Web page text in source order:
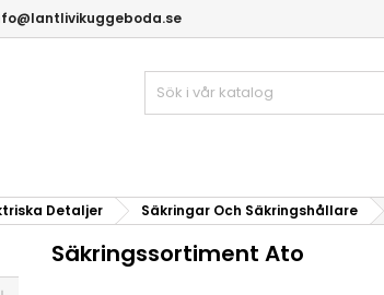
Detaljer Säkringar Och Säkringshållare
Säkringssortiment Ato